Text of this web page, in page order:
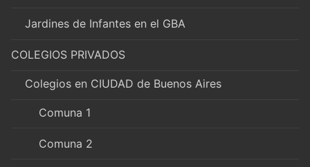
Jardines de Infantes en el GBA
COLEGIOS PRIVADOS
Colegios en CIUDAD de Buenos Aires
Comuna 1
Comuna 2